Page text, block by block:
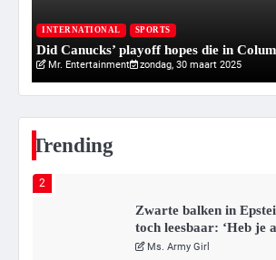
INTERNATIONAL SPORTS
Did Canucks’ playoff hopes die in
Mr. Entertainment zondag, 30 maart 2025
Trending
ondanks onrust’
1
2
Zwarte balken in
toch leesbaar: ‘Heb je
ongepaste vrienden voor
Ms. Army Girl